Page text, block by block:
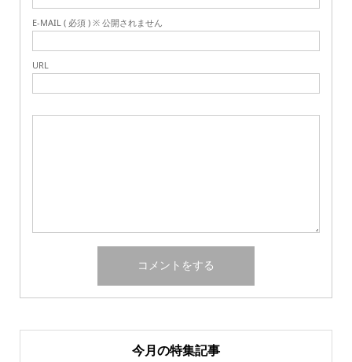
E-MAIL ( 必須 ) ※ 公開されません
URL
今月の特集記事